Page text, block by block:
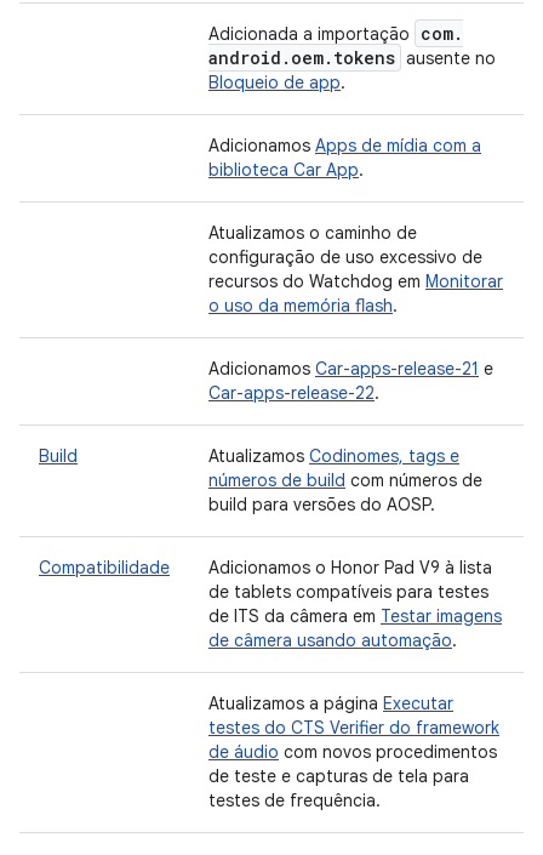
Adicionada a importação com.
android . oem. tokens ausente no
Bloqueio de app.
Adicionamos Apps de mídia com a
biblioteca Car App.
Atualizamos o caminho de
configuração de uso excessivo de
recursos do Watchdog em Monitorar
o uso da memória flash.
Adicionamos Car-apps-release-21 e
Car-apps-release-22.
Build Atualizamos Codinomes, tags e
números de build com números de
build para versões do AOSP.
Compatibilidade
Adicionamos o Honor Pad V9 à lista
de tablets compatíveis para testes
de ITS da câmera em Testar imagens
de câmera usando automação.
Atualizamos a página Executar
testes do CTS Verifier do framework
de áudio com novos procedimentos
de teste e capturas de tela para
testes de frequência.